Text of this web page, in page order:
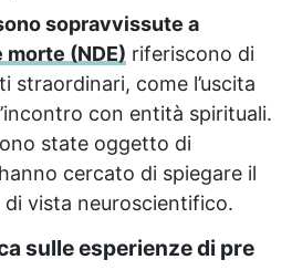
sopravvissute a
(NDE) riferiscono di
straordinari, come l’uscita
con entità spirituali.
state oggetto di
cercato di spiegare il
vista neuroscientifico.
sulle esperienze di pre